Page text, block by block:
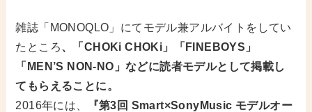
雑誌「MONOQLO」にてモデル兼アルバイトをしてい
たところ、「CHOKi CHOKi」「FINEBOYS」
「MEN’S NON-NO」などに読者モデルとして掲載し
てもらえることに。
2016年には、
『第3回 Smart×SonyMusic モデルオー